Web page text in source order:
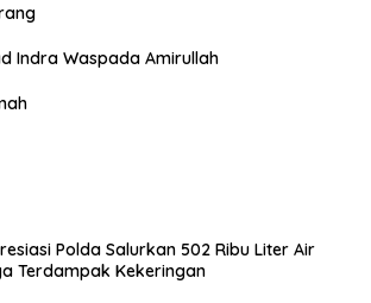
Indra Waspada Amirullah
Polda Salurkan 502 Ribu Liter Air
Terdampak Kekeringan